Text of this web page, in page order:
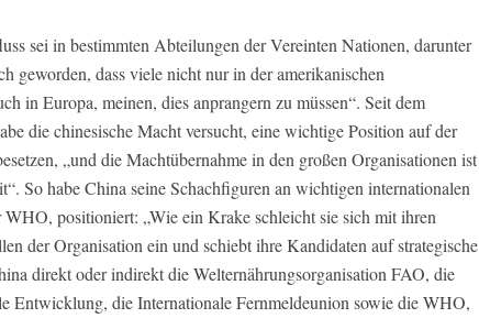
sei in bestimmten Abteilungen der Vereinten Nationen, darunter
geworden, dass viele nicht nur in der amerikanischen
in Europa, meinen, dies anprangern zu müssen“. Seit dem
die chinesische Macht versucht, eine wichtige Position auf der
„und die Machtübernahme in den großen Organisationen ist
So habe China seine Schachfiguren an wichtigen internationalen
positioniert: „Wie ein Krake schleicht sie sich mit ihren
der Organisation ein und schiebt ihre Kandidaten auf strategische
direkt oder indirekt die Welternährungsorganisation FAO, die
Entwicklung, die Internationale Fernmeldeunion sowie die WHO,